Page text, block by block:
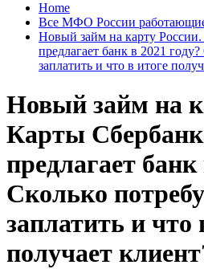
Home
Все МФО России
Новый займ на карту
предлагает банк в 2021
заплатить и что в итоге
Новый займ на
Карты
предлагает банк
Сколько
заплатить и что
получает